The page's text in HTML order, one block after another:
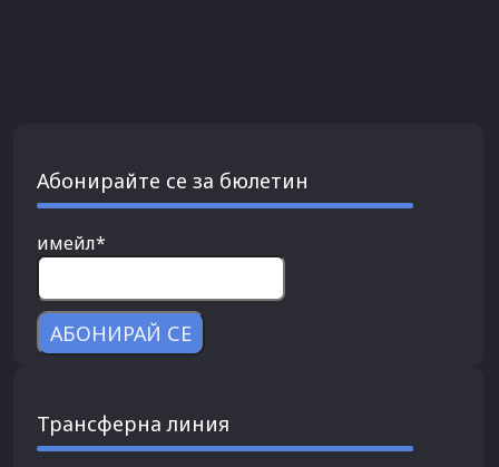
Абонирайте се за бюлетин
имейл*
Трансферна линия